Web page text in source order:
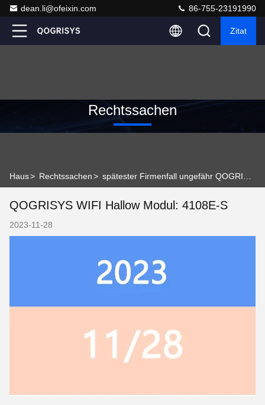
dean.li@ofeixin.com 86-755-23191990
Zitat
Rechtssachen
Haus> Rechtssachen>
QOGRISYS WIFI Hallow Modul: 4108E-S
2023-11-28